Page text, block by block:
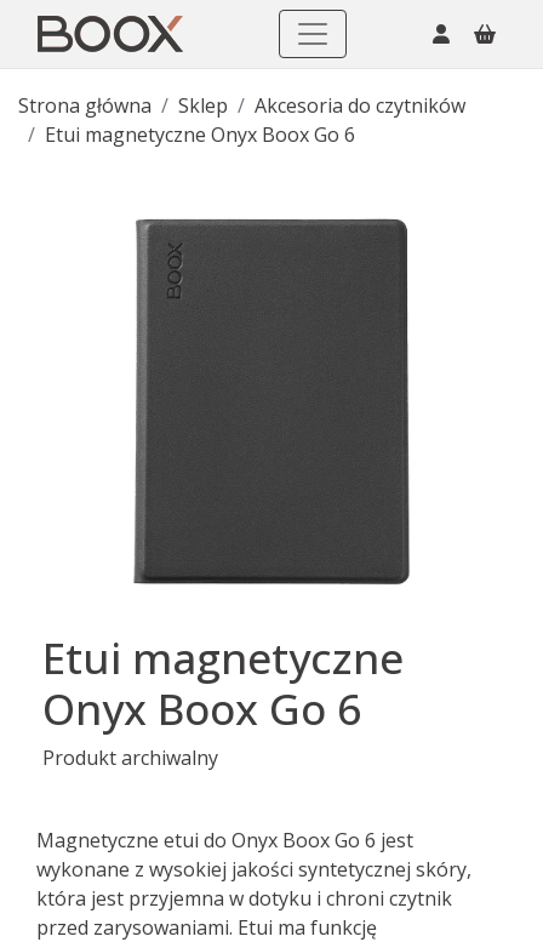
Strona główna Sklep
Akcesoria do czytników
Etui magnetyczne Onyx Boox Go 6
Etui magnetyczne
Onyx Boox Go 6
Produkt archiwalny
Magnetyczne etui do Onyx Boox Go 6 jest
wykonane z wysokiej jakości syntetycznej skóry,
która jest przyjemna w dotyku i chroni czytnik
przed zarysowaniami. Etui ma funkcję